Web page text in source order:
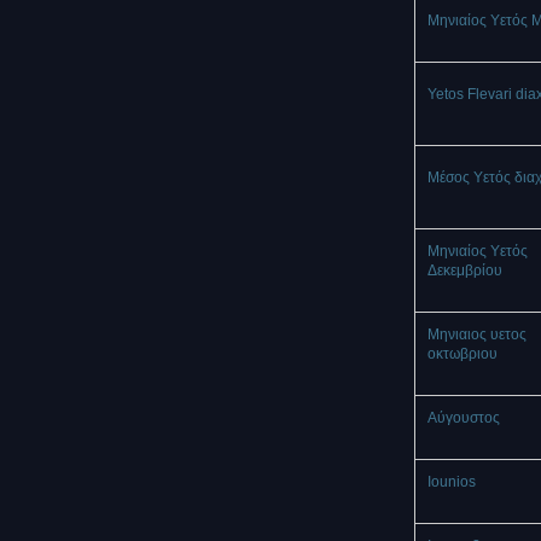
Μηνιαίος Υετός
Yetos Flevari
Μέσος Υετός
Μηνιαίος Υετός
Δεκεμβρίου
Μηνιαιος υετος
οκτωβριου
Αύγουστος
Iounios